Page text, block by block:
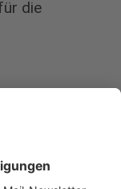
die
Professor
allem Angst